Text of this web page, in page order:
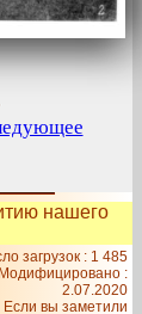
нашего
загрузок : 1 485
Модифицировано :
2.07.2020
Если вы заметили